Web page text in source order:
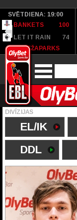
SVĒTDIENA: 19:00
BANKETS
100
LET IT RAIN
74
SC MEŽAPARKS
DIVĪZIJAS
EL/IK
DDL